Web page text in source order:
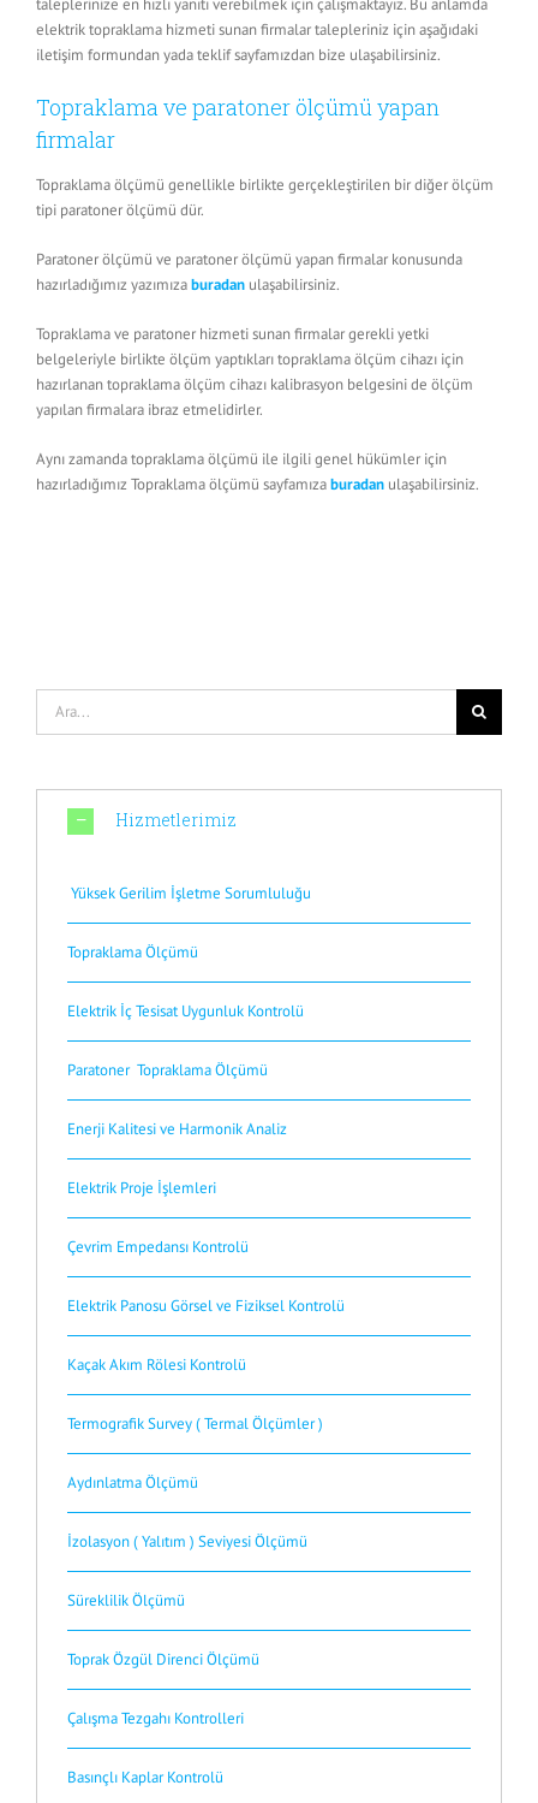
taleplerinize en hızlı yanıtı verebilmek için çalışmaktayız. Bu anlamda
elektrik topraklama hizmeti sunan firmalar talepleriniz için aşağıdaki
iletişim formundan yada teklif sayfamızdan bize ulaşabilirsiniz.
Topraklama ve paratoner ölçümü yapan
firmalar
Topraklama ölçümü genellikle birlikte gerçekleştirilen bir diğer ölçüm
tipi paratoner ölçümü dür.
Paratoner ölçümü ve paratoner ölçümü yapan firmalar konusunda
hazırladığımız yazımızaburadan ulaşabilirsiniz.
Topraklama ve paratoner hizmeti sunan firmalar gerekli yetki
belgeleriyle birlikte ölçüm yaptıkları topraklama ölçüm cihazı için
hazırlanan topraklama ölçüm cihazı kalibrasyon belgesini de ölçüm
yapılan firmalara ibraz etmelidirler.
Aynı zamanda topraklama ölçümü ile ilgili genel hükümler için
hazırladığımız Topraklama ölçümü sayfamızaburadan ulaşabilirsiniz.
Hizmetlerimiz
Yüksek Gerilim İşletme Sorumluluğu
Topraklama Ölçümü
Elektrik İç Tesisat Uygunluk Kontrolü
Paratoner Topraklama Ölçümü
Enerji Kalitesi ve Harmonik Analiz
Elektrik Proje İşlemleri
Çevrim Empedansı Kontrolü
Elektrik Panosu Görsel ve Fiziksel Kontrolü
Kaçak Akım Rölesi Kontrolü
Termografik Survey ( Termal Ölçümler )
Aydınlatma Ölçümü
İzolasyon ( Yalıtım ) Seviyesi Ölçümü
Süreklilik Ölçümü
Toprak Özgül Direnci Ölçümü
Çalışma Tezgahı Kontrolleri
Basınçlı Kaplar Kontrolü